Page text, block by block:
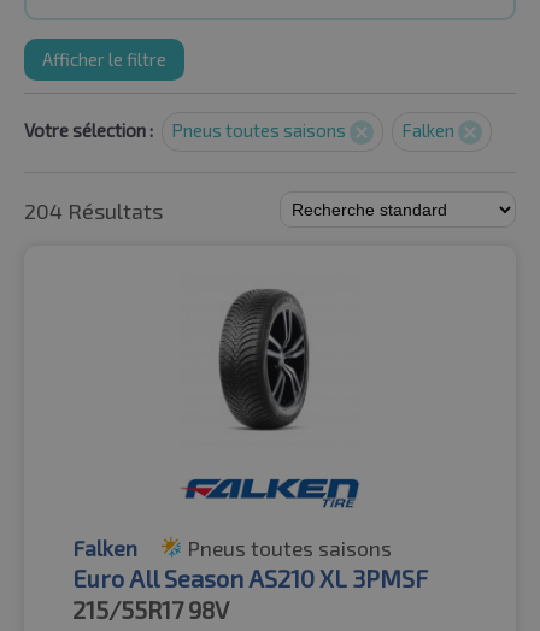
Afficher le filtre
Votre sélection : Pneus toutes saisons Falken
204 Résultats
Falken Pneus toutes saisons
Euro All Season AS210 XL 3PMSF
215/55R17 98V